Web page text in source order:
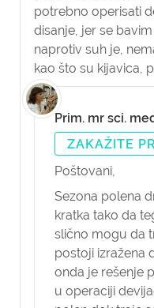
potrebno operisati
disanje, jer se
naprotiv suh je,
kao što su kijavica,
Prim. mr sci.
ZAKAŽITE
Poštovani,
Sezona polena
kratka tako da
slično mogu da
postoji izražena
onda je rešenje
u operaciji